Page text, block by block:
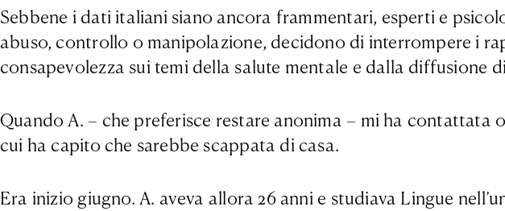
Sebbene i dati italiani siano ancora frammentari, esperti e
abuso, controllo o manipolazione, decidono di interrompere i
consapevolezza sui temi della salute mentale e dalla diffusione
Quando A. – che preferisce restare anonima – mi ha
cui ha capito che sarebbe scappata di casa.
Era inizio giugno. A. aveva allora 26 anni e studiava Lingue